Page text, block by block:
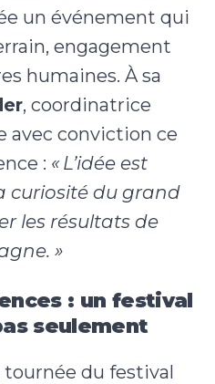
un événement qui
engagement
humaines. À sa
, coordinatrice
avec conviction ce
: « L’idée est
curiosité du grand
les résultats de
»
: un festival
seulement
tournée du festival